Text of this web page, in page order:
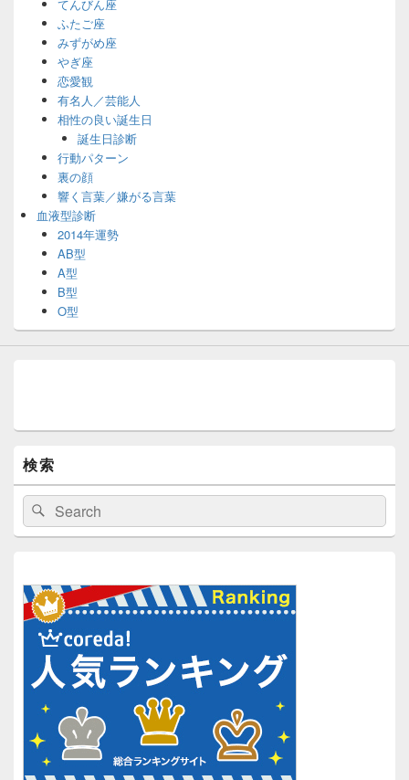
てんびん座
ふたご座
みずがめ座
やぎ座
恋愛観
有名人／芸能人
相性の良い誕生日
誕生日診断
行動パターン
裏の顔
響く言葉／嫌がる言葉
血液型診断
2014年運勢
AB型
A型
B型
O型
検索
検
索:
検
索